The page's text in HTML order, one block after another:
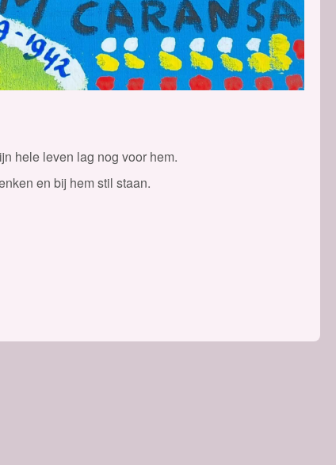
hele leven lag nog voor hem.
en bij hem stil staan.